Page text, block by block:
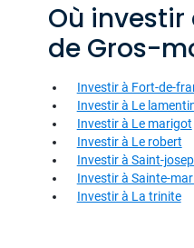
Où
de Gros-
Investir à Fort-de-
Investir à Le
Investir à Le marigot
Investir à Le robert
Investir à Saint-
Investir à Sainte-
Investir à La trinite